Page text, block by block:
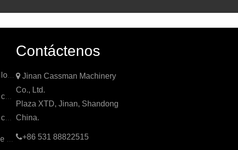
Contáctenos
 Jinan Cassman Machinery
Co., Ltd.
Plaza XTD, Jinan, Shandong
China.
+86 531 88822515